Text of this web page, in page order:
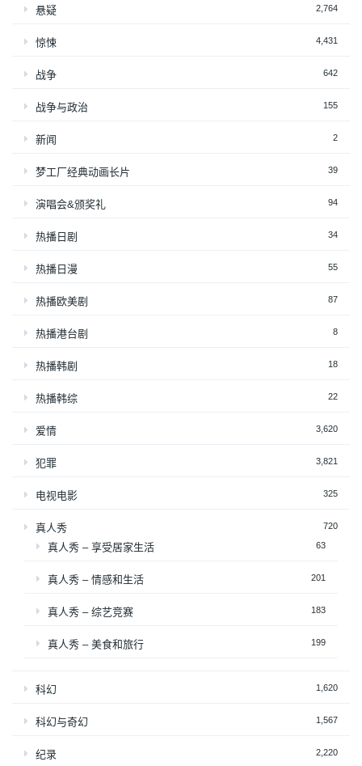
悬疑 2,764
惊悚 4,431
战争 642
战争与政治 155
新闻 2
梦工厂经典动画长片 39
演唱会&颁奖礼 94
热播日剧 34
热播日漫 55
热播欧美剧 87
热播港台剧 8
热播韩剧 18
热播韩综 22
爱情 3,620
犯罪 3,821
电视电影 325
真人秀 720
真人秀 – 享受居家生活 63
真人秀 – 情感和生活 201
真人秀 – 综艺竞赛 183
真人秀 – 美食和旅行 199
科幻 1,620
科幻与奇幻 1,567
纪录 2,220